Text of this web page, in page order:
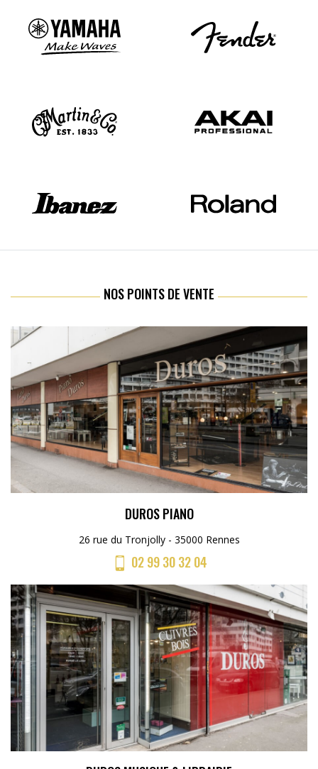
NOS POINTS DE VENTE
DUROS PIANO
26 rue du Tronjolly - 35000 Rennes
02 99 30 32 04